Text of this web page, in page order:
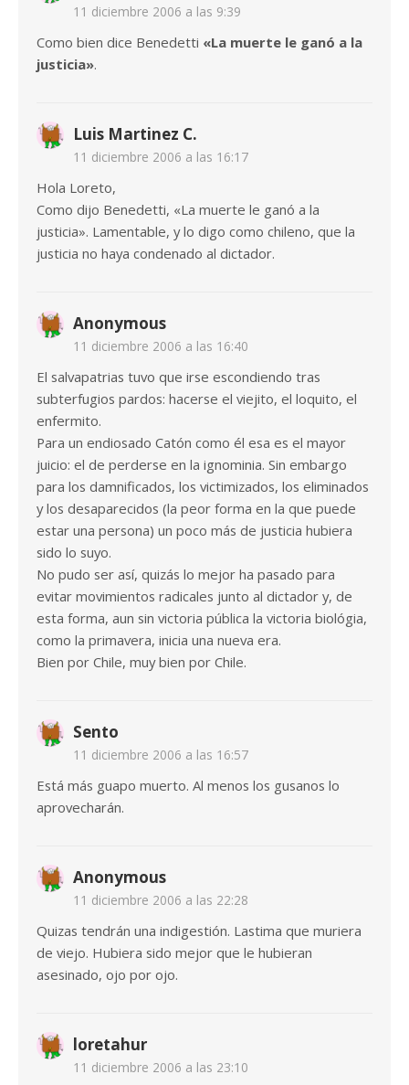
11 diciembre 2006 a las 9:39
Como bien dice Benedetti «La muerte le ganó a la
justicia».
Luis Martinez C.
11 diciembre 2006 a las 16:17
Hola Loreto,
Como dijo Benedetti, «La muerte le ganó a la
justicia». Lamentable, y lo digo como chileno, que la
justicia no haya condenado al dictador.
Anonymous
11 diciembre 2006 a las 16:40
El salvapatrias tuvo que irse escondiendo tras
subterfugios pardos: hacerse el viejito, el loquito, el
enfermito.
Para un endiosado Catón como él esa es el mayor
juicio: el de perderse en la ignominia. Sin embargo
para los damnificados, los victimizados, los eliminados
y los desaparecidos (la peor forma en la que puede
estar una persona) un poco más de justicia hubiera
sido lo suyo.
No pudo ser así, quizás lo mejor ha pasado para
evitar movimientos radicales junto al dictador y, de
esta forma, aun sin victoria pública la victoria biológia,
como la primavera, inicia una nueva era.
Bien por Chile, muy bien por Chile.
Sento
11 diciembre 2006 a las 16:57
Está más guapo muerto. Al menos los gusanos lo
aprovecharán.
Anonymous
11 diciembre 2006 a las 22:28
Quizas tendrán una indigestión. Lastima que muriera
de viejo. Hubiera sido mejor que le hubieran
asesinado, ojo por ojo.
loretahur
11 diciembre 2006 a las 23:10